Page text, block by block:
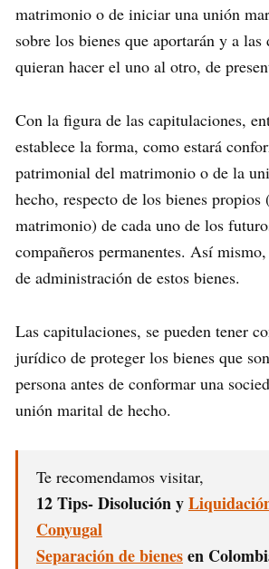
matrimonio o de iniciar una unión
sobre los bienes que aportarán y a las
quieran hacer el uno al otro, de
Con la figura de las capitulaciones,
establece la forma, como estará
patrimonial del matrimonio o de la
hecho, respecto de los bienes propios
matrimonio) de cada uno de los
compañeros permanentes. Así
de administración de estos bienes.
Las capitulaciones, se pueden tener
jurídico de proteger los bienes que
persona antes de conformar una
unión marital de hecho.
Te recomendamos visitar,
12 Tips- Disolución y
Conyugal
Separación de bienesen